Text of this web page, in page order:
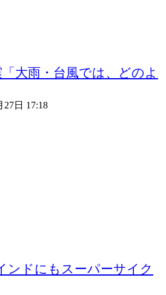
大雨・台風では、どのよ
27日 17:18
ンドにもスーパーサイク